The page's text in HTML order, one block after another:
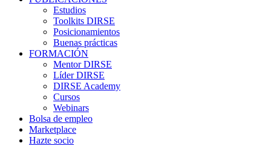
Estudios
Toolkits DIRSE
Posicionamientos
Buenas prácticas
FORMACIÓN
Mentor DIRSE
Líder DIRSE
DIRSE Academy
Cursos
Webinars
Bolsa de empleo
Marketplace
Hazte socio